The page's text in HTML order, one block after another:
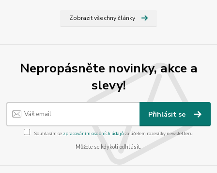
Zobrazit všechny články
Nepropásněte novinky, akce a
slevy!
Přihlásit se
Souhlasím se zpracováním osobních údajůza účelem rozesílky newsletteru.
Můžete se kdykoli odhlásit.